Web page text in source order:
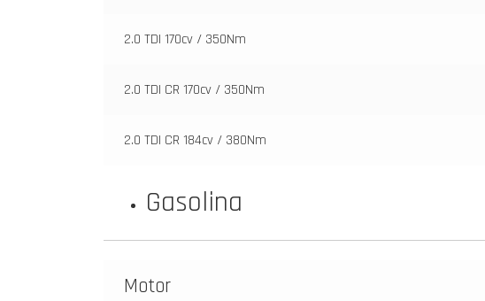
2.0 TDI 170cv / 350Nm
2.0 TDI CR 170cv / 350Nm
2.0 TDI CR 184cv / 380Nm
Gasolina
Motor